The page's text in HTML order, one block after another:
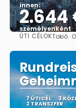
innen:
2.644
személyenként
ÚTI CÉLOKTokió ·
7 ÚTICÉL 3
2 TRANSZFER